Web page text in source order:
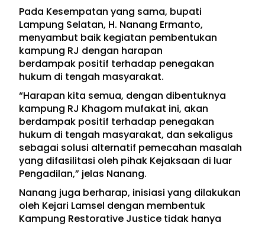
Pada Kesempatan yang sama, bupati
Lampung Selatan, H. Nanang Ermanto,
menyambut baik kegiatan pembentukan
kampung RJ dengan harapan
berdampak positif terhadap penegakan
hukum di tengah masyarakat.
“Harapan kita semua, dengan dibentuknya
kampung RJ Khagom mufakat ini, akan
berdampak positif terhadap penegakan
hukum di tengah masyarakat, dan sekaligus
sebagai solusi alternatif pemecahan masalah
yang difasilitasi oleh pihak Kejaksaan di luar
Pengadilan,” jelas Nanang.
Nanang juga berharap, inisiasi yang dilakukan
oleh Kejari Lamsel dengan membentuk
Kampung Restorative Justice tidak hanya